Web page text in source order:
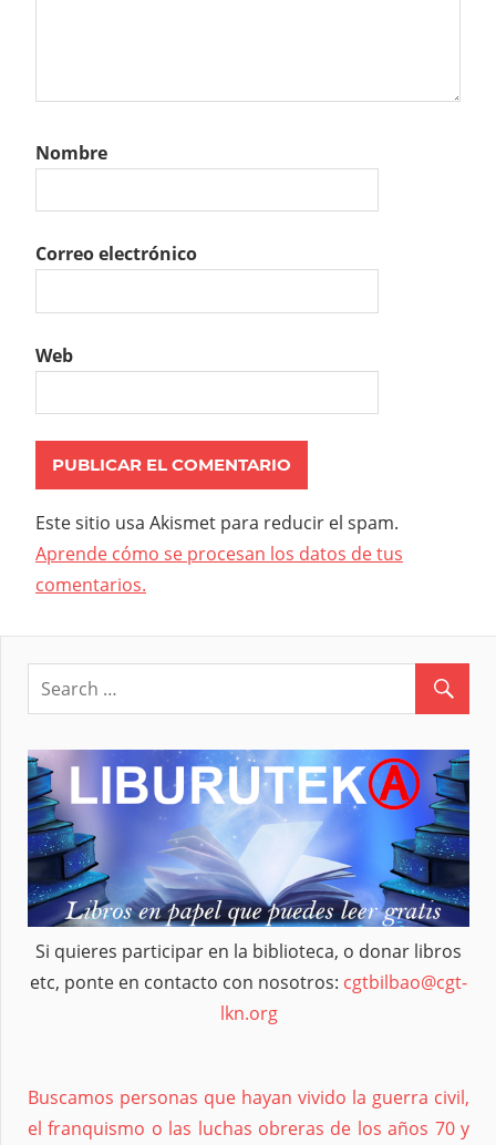
Nombre
Correo electrónico
Web
Este sitio usa Akismet para reducir el spam.
Aprende cómo se procesan los datos de tus
comentarios.
Si quieres participar en la biblioteca, o donar libros
etc, ponte en contacto con nosotros: cgtbilbao@cgt-
lkn.org
Buscamos personas que hayan vivido la guerra civil,
el franquismo o las luchas obreras de los años 70 y